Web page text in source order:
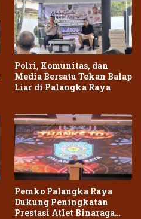
Polri, Komunitas, dan
Media Bersatu Tekan Balap
Liar di Palangka Raya
Pemko Palangka Raya
Dukung Peningkatan
Prestasi Atlet Binaraga